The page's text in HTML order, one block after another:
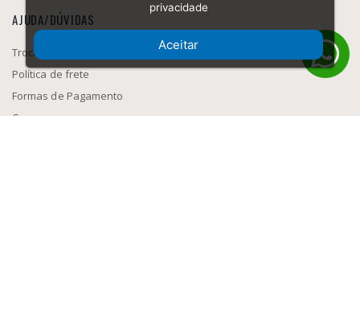
AJUDA/DÚVIDAS
Trocas e Devolução
Política de frete
Formas de Pagamento
Como navegar
privacidade
Aceitar